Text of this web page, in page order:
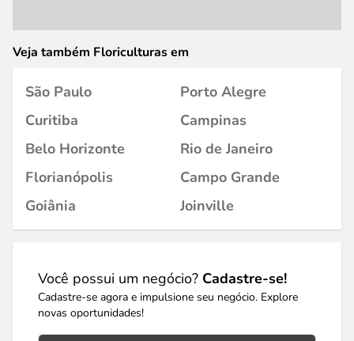
Veja também Floriculturas em
São Paulo
Porto Alegre
Curitiba
Campinas
Belo Horizonte
Rio de Janeiro
Florianópolis
Campo Grande
Goiânia
Joinville
Você possui um negócio? Cadastre-se!
Cadastre-se agora e impulsione seu negócio. Explore
novas oportunidades!